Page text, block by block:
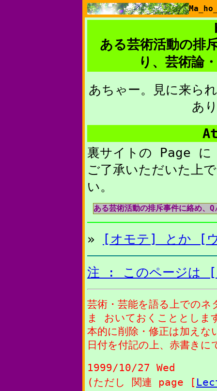
ある芸術活動の排
り、芸術論
あちゃー。見に来ら
あ
裏サイトの Page に
ご了承いただいた
い。
ある芸術活動の排斥事件に絡め
» [オモテ] とか [
注 : このページは [
芸術・芸能を語る上での
ま おいておくこととしま
本的に削除・修正は加え
日付を付記の上、赤書き
1999/10/27 Wed
(ただし 関連 page [